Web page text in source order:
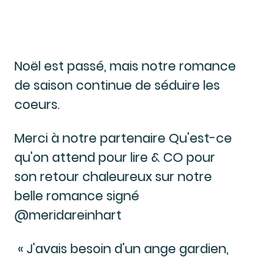
Noël est passé, mais notre romance
de saison continue de séduire les
coeurs.
Merci à notre partenaire Qu'est-ce
qu'on attend pour lire & CO pour
son retour chaleureux sur notre
belle romance signé
@meridareinhart